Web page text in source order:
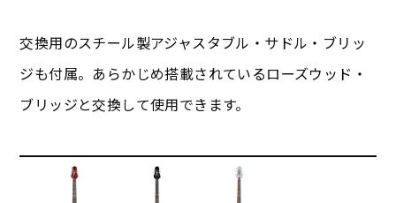
交換用のスチール製アジャスタブル・サドル・ブリッ
ジも付属。あらかじめ搭載されているローズウッド・
ブリッジと交換して使用できます。